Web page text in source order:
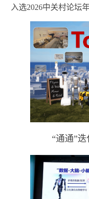
入选2026中关村论坛
“通通”